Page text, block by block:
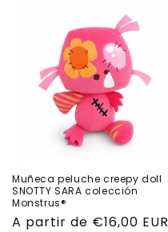
Muñeca peluche creepy doll
SNOTTY SARA colección
Monstrus®
Precio
A partir de €16,00 EUR